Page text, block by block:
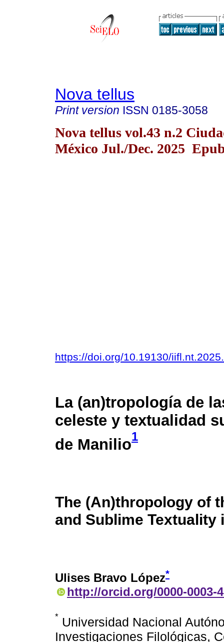
Nova tellus
Print version ISSN 0185-3058
Nova tellus vol.43 n.2
México Jul./Dec. 2025
https://doi.org/10.19130/
La (an)tropología de
celeste y textualidad
de Manilio1
The (An)thropology of
and Sublime Textuality
Ulises Bravo López*
http://orcid.org/0000-0003-
* Universidad Nacional
Investigaciones Filológicas,